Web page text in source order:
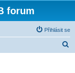
forum
Přihlásit se